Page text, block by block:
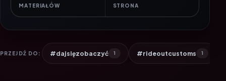
MATERIAŁÓW STRONA
PRZEJDŹ DO: #dajsięzobaczyć 1 #rideoutcustoms 1